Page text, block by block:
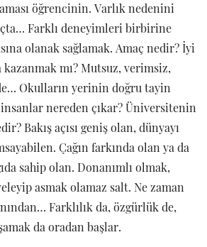
öğrencinin. Varlık nedenini
Farklı deneyimleri birbirine
olanak sağlamak. Amaç nedir? İyi
mı? Mutsuz, verimsiz,
Okulların yerinin doğru tayin
nereden çıkar? Üniversitenin
Bakış açısı geniş olan, dünyayı
Çağın farkında olan ya da
sahip olan. Donanımlı olmak,
asmak olamaz salt. Ne zaman
Farklılık da, özgürlük de,
da oradan başlar.